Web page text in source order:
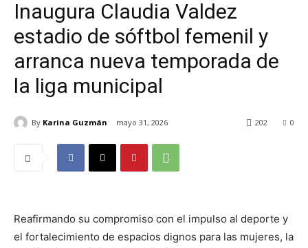
Inaugura Claudia Valdez
estadio de sóftbol femenil y
arranca nueva temporada de
la liga municipal
By Karina Guzmán mayo 31, 2026 0
202
Reafirmando su compromiso con el impulso al deporte y
el fortalecimiento de espacios dignos para las mujeres, la